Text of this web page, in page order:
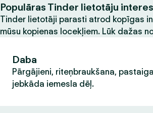
Populāras Tinder lietotāju
Tinder lietotāji parasti atrod kopīgas
mūsu kopienas locekļiem. Lūk dažas
Daba
Pārgājieni, riteņbraukšana,
jebkāda iemesla dēļ.